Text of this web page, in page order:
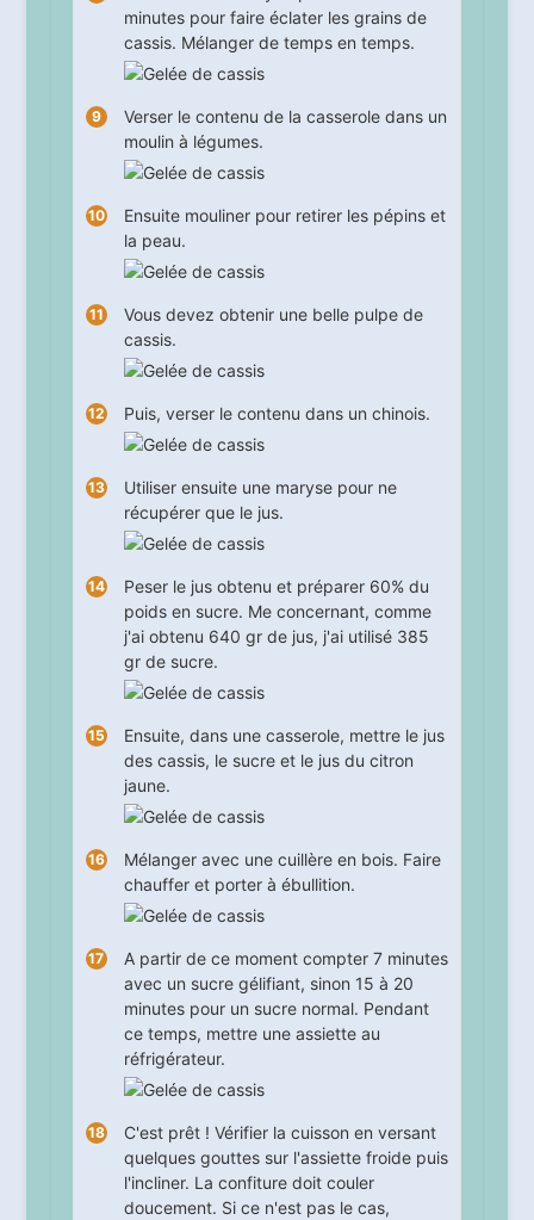
minutes pour faire éclater les grains de
cassis. Mélanger de temps en temps.
Verser le contenu de la casserole dans un
moulin à légumes.
Ensuite mouliner pour retirer les pépins et
la peau.
Vous devez obtenir une belle pulpe de
cassis.
Puis, verser le contenu dans un chinois.
Utiliser ensuite une maryse pour ne
récupérer que le jus.
Peser le jus obtenu et préparer 60% du
poids en sucre. Me concernant, comme
j'ai obtenu 640 gr de jus, j'ai utilisé 385
gr de sucre.
Ensuite, dans une casserole, mettre le jus
des cassis, le sucre et le jus du citron
jaune.
Mélanger avec une cuillère en bois. Faire
chauffer et porter à ébullition.
A partir de ce moment compter 7minutes
avec un sucre gélifiant, sinon 15 à 20
minutes pour un sucre normal. Pendant
ce temps, mettre une assiette au
réfrigérateur.
C'est prêt ! Vérifier la cuisson en versant
quelques gouttes sur l'assiette froide puis
l'incliner. La confiture doit couler
doucement. Si ce n'est pas le cas,